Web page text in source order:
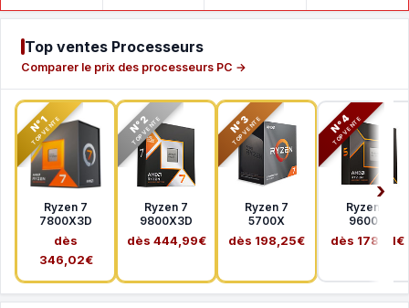
Top ventes Processeurs
Comparer le prix des processeurs PC →
N°1
TOP VENTE
Ryzen 7
7800X3D
dès
346,02€
N°2
TOP VENTE
Ryzen 7
9800X3D
dès 444,99€
N°3
TOP VENTE
Ryzen 7
5700X
dès 198,25€
N°4
TOP VENTE
Ryzen 5
9600X
dès 178,41€